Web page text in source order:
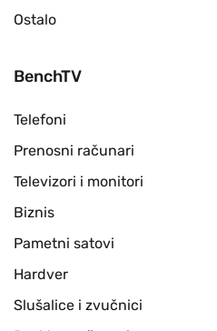
Ostalo
BenchTV
Telefoni
Prenosni računari
Televizori i monitori
Biznis
Pametni satovi
Hardver
Slušalice i zvučnici